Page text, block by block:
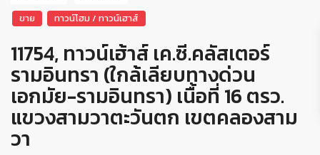
ขาย ทาวน์โฮม / ทาวน์เฮาส์
11754, ทาวน์เฮ้าส์ เค.ซี.คลัสเตอร์
รามอินทรา (ใกล้เลียบทางด่วน
เอกมัย-รามอินทรา) เนื้อที่ 16 ตรว.
แขวงสามวาตะวันตก เขตคลองสาม
วา